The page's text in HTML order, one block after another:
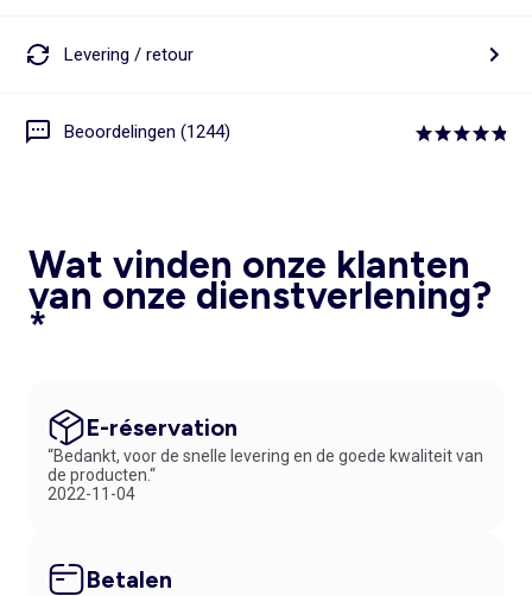
Levering / retour
Beoordelingen (1244)
Wat vinden onze klanten
van onze dienstverlening?
*
E-réservation
“Bedankt, voor de snelle levering en de goede kwaliteit van
de producten.“
2022-11-04
Betalen